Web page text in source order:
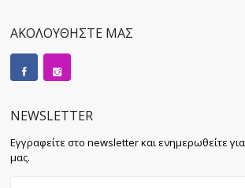
ΑΚΟΛΟΥΘΗΣΤΕ ΜΑΣ
NEWSLETTER
Εγγραφείτε στο newsletter και ενημερωθείτε
μας.